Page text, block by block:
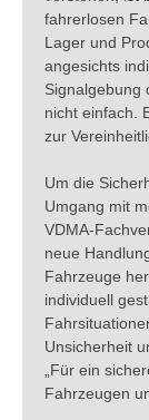
fahrerlosen
Lager und
angesichts
Signalgebung
nicht einfach.
zur
Um die
Umgang mit
VDMA-
neue
Fahrzeuge
individuell
Unsicherheit
„Für ein
Fahrzeugen